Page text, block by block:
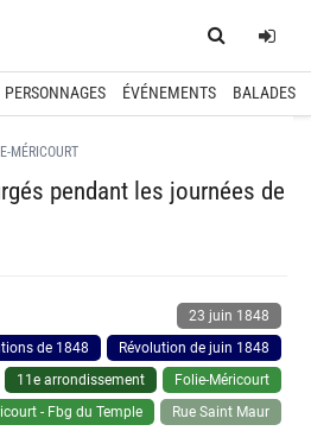
PERSONNAGES ÉVÉNEMENTS BALADES
MÉRICOURT
pendant les journées de
23 juin 1848
de 1848
Révolution de juin 1848
11e arrondissement
Folie-Méricourt
- Fbg du Temple
Rue Saint Maur